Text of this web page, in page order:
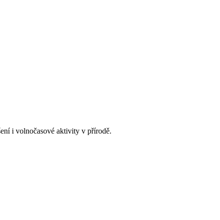
i volnočasové aktivity v přírodě.